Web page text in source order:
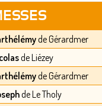
de Gérardmer
de Liézey
de Gérardmer
de Le Tholy